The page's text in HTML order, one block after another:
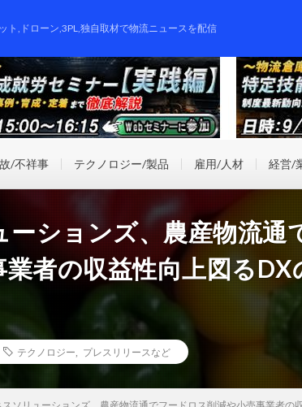
ト,ドローン,3PL,独自取材で物流ニュースを配信
/不祥事 テクノロジー/製品 雇用/人材 経営/
ションズ、農産物流通
業者の収益性向上図るDX
テクノロジー プレスリリースなど